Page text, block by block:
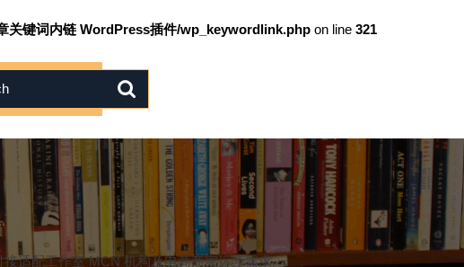
键词内链 WordPress插件/wp_keywordlink.php on line 321
适配工作室 MCN 机构及电商商家运营需求。